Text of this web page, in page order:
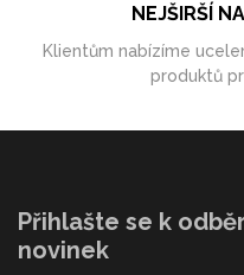
NEJŠIRŠÍ
Klientům nabízíme
produktů
Přihlašte se k
novinek